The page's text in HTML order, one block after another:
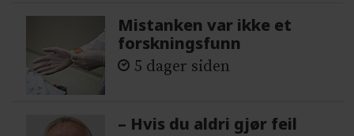
Mistanken var ikke et
forskningsfunn
5 dager siden
– Hvis du aldri gjør feil